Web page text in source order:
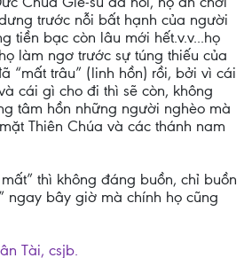
trước nỗi bất hạnh của người
tiền bạc còn lâu mới hết.v.v...họ
làm ngơ trước sự túng thiếu của
“mất trâu” (linh hồn) rồi, bởi vì cái
cái gì cho đi thì sẽ còn, không
tâm hồn những người nghèo mà
Thiên Chúa và các thánh nam
thì không đáng buồn, chỉ buồn
ngay bây giờ mà chính họ cũng
Tài, csjb.